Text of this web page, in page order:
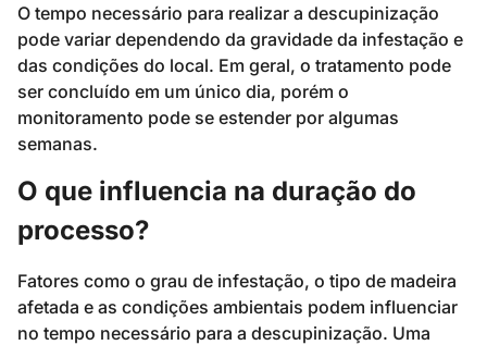
O tempo necessário para realizar a descupinização
pode variar dependendo da gravidade da infestação e
das condições do local. Em geral, o tratamento pode
ser concluído em um único dia, porém o
monitoramento pode se estender por algumas
semanas.
O que influencia na duração do
processo?
Fatores como o grau de infestação, o tipo de madeira
afetada e as condições ambientais podem influenciar
no tempo necessário para a descupinização. Uma